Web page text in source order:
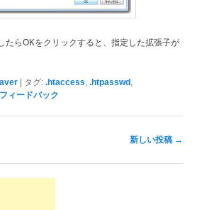
たらOKをクリックすると、指定した拡張子が
タグ: .htaccess ,.htpasswd
ィードバック
新しい投稿 →